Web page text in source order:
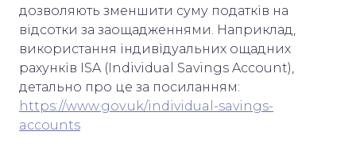
дозволяють зменшити суму податків на
відсотки за заощадженнями. Наприклад,
використання індивідуальних ощадних
рахунків ISA (Individual Savings Account),
детально про це за посиланням:
https://www.gov.uk/individual-savings-
accounts